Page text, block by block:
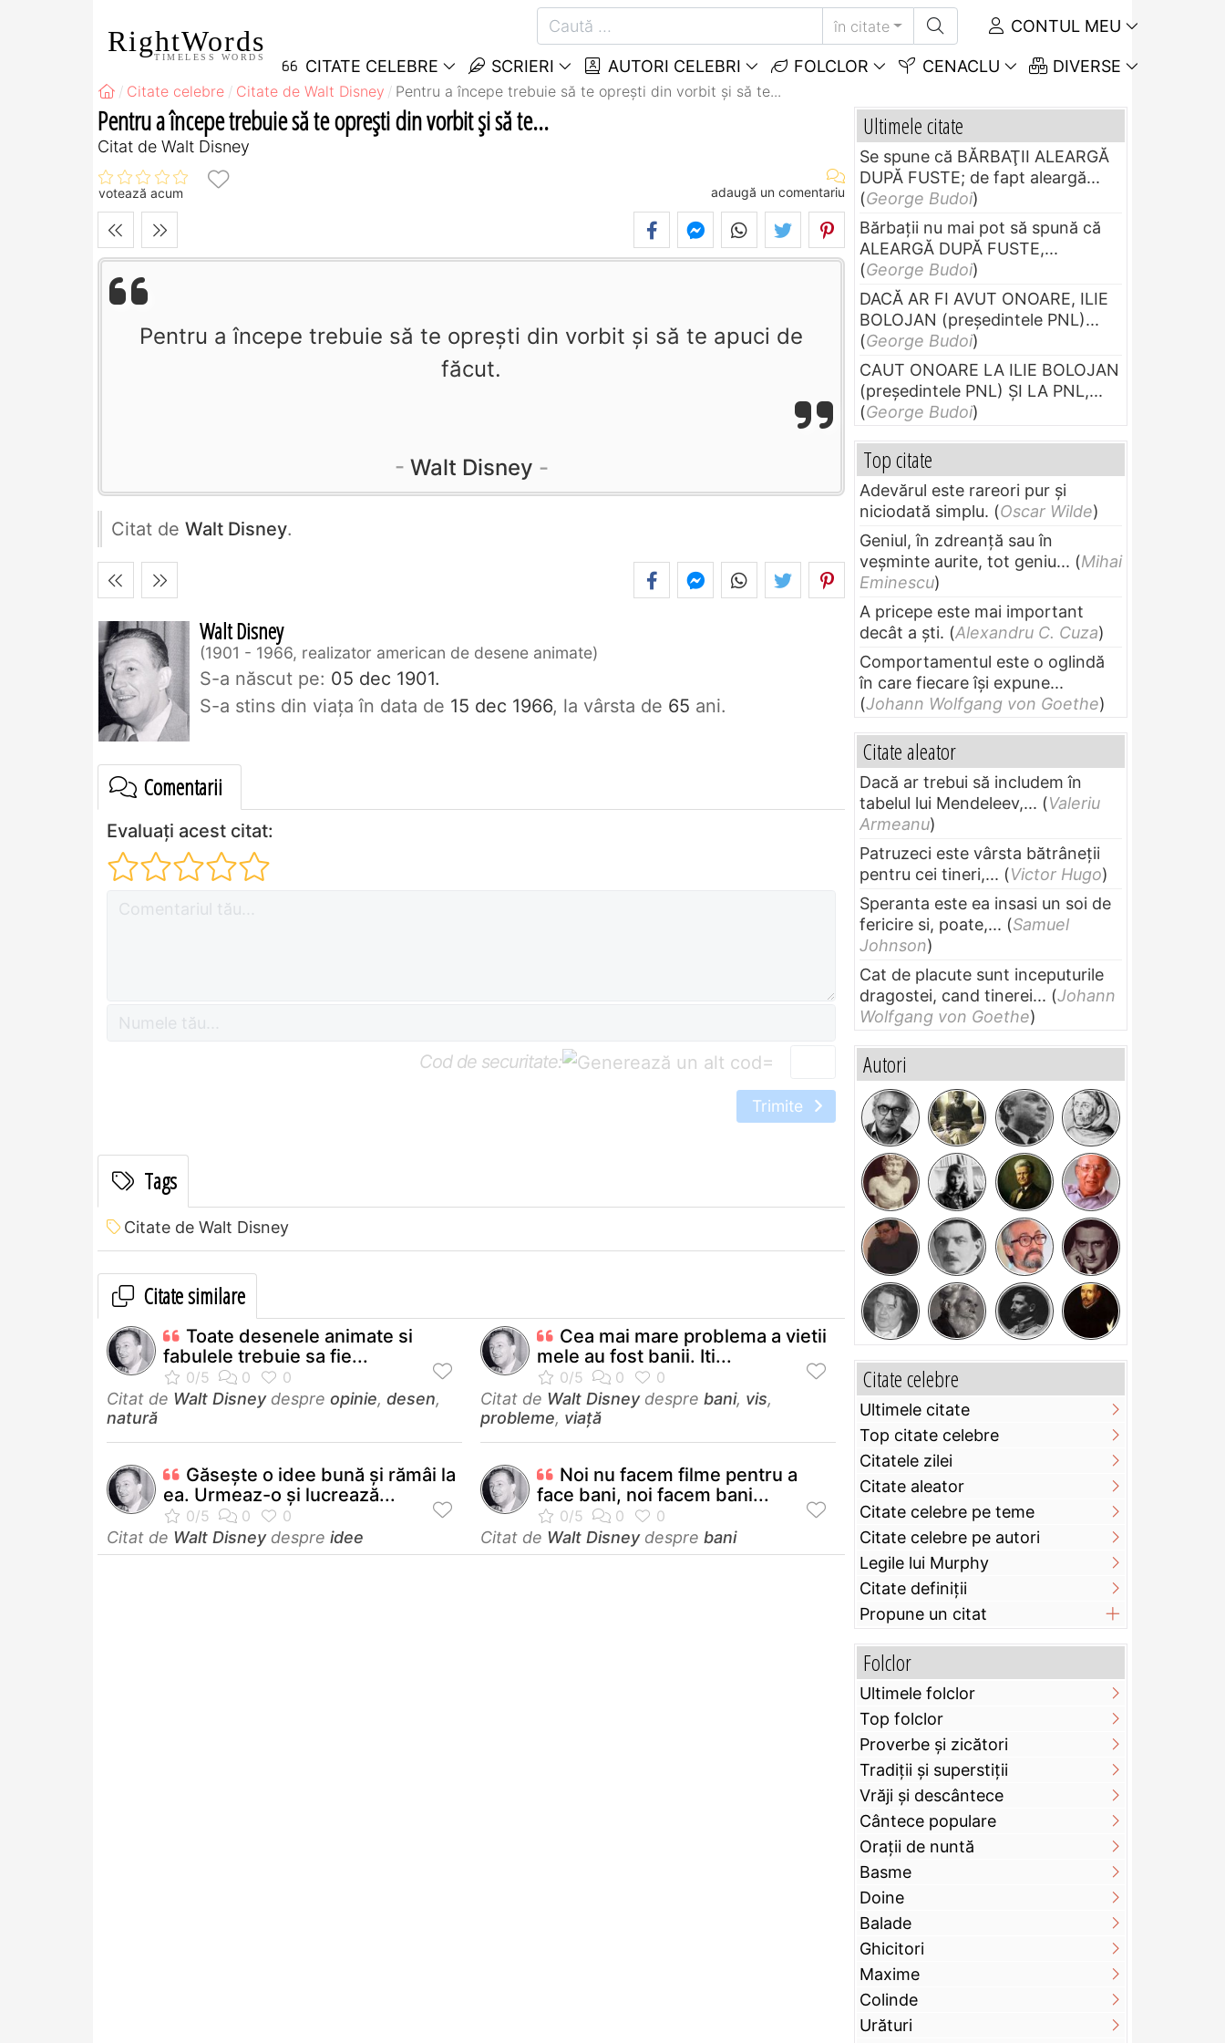
RightWords
TIMELESS WORDS
în citate CONTUL MEU
CITATE CELEBRE SCRIERI AUTORI CELEBRI FOLCLOR CENACLU DIVERSE
Citate celebre Citate de Walt Disney Pentru a începe trebuie să te opreşti din vorbit şi să te...
Pentru a începe trebuie să te opreşti din vorbit şi să te...
Citat de Walt Disney
votează acum adaugă un comentariu
Pentru a începe trebuie să te opreşti din vorbit şi să te apuci de
făcut.
Walt Disney
Citat de Walt Disney.
Walt Disney
1901 - 1966, realizator american de desene animate
S-a născut pe: 05 dec 1901.
S-a stins din viaţa în data de 15 dec 1966, la vârsta de 65 ani.
Comentarii
Evaluați acest citat:
Cod de securitate: =
Trimite
Tags
Citate de Walt Disney
Citate similare
Toate desenele animate si
fabulele trebuie sa fie...
Citat de Walt Disneydespre opinie, desen,
natură
Cea mai mare problema a vietii
mele au fost banii. Iti...
Citat de Walt Disneydespre bani, vis,
probleme, viață
Găseşte o idee bună şi rămâi la
ea. Urmeaz-o şi lucrează...
Citat de Walt Disneydespre idee
Noi nu facem filme pentru a
face bani, noi facem bani...
Citat de Walt Disneydespre bani
Ultimele citate
Se spune că BĂRBAŢII ALEARGĂ
DUPĂ FUSTE; de fapt aleargă...
(George Budoi)
Bărbaţii nu mai pot să spună că
ALEARGĂ DUPĂ FUSTE,...
(George Budoi)
DACĂ AR FI AVUT ONOARE, ILIE
BOLOJAN (preşedintele PNL)...
(George Budoi)
CAUT ONOARE LA ILIE BOLOJAN
(preşedintele PNL) ŞI LA PNL,...
(George Budoi)
Top citate
Adevărul este rareori pur și
niciodată simplu. (Oscar Wilde)
Geniul, în zdreanţă sau în
veşminte aurite, tot geniu... (Mihai
Eminescu)
A pricepe este mai important
decât a ști. (Alexandru C. Cuza)
Comportamentul este o oglindă
în care fiecare își expune...
(Johann Wolfgang von Goethe)
Citate aleator
Dacă ar trebui să includem în
tabelul lui Mendeleev,... (Valeriu
Armeanu)
Patruzeci este vârsta bătrâneții
pentru cei tineri,... (Victor Hugo)
Speranta este ea insasi un soi de
fericire si, poate,... (Samuel
Johnson)
Cat de placute sunt inceputurile
dragostei, cand tinerei... (Johann
Wolfgang von Goethe)
Autori
Citate celebre
Ultimele citate
Top citate celebre
Citatele zilei
Citate aleator
Citate celebre pe teme
Citate celebre pe autori
Legile lui Murphy
Citate definiţii
Propune un citat
Folclor
Ultimele folclor
Top folclor
Proverbe și zicători
Tradiții și superstiții
Vrăji și descântece
Cântece populare
Orații de nuntă
Basme
Doine
Balade
Ghicitori
Maxime
Colinde
Urături